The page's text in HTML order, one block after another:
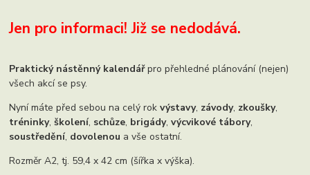
Jen pro informaci! Již se nedodává.
Praktický nástěnný kalendářpro přehledné plánování (nejen)
všech akcí se psy.
Nyní máte před sebou na celý rokvýstavy, závody, zkoušky,
tréninky,školení, schůze, brigády,výcvikové tábory,
soustředění, dovolenou a vše ostatní.
Rozměr A2, tj. 59,4 x 42 cm (šířka x výška).